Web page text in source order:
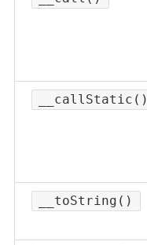
__callStatic()
__toString()